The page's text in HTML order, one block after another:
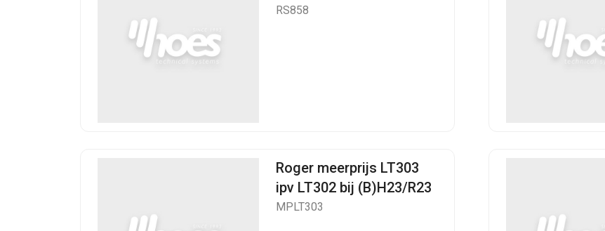
RS858
Roger meerprijs LT303
ipv LT302 bij (B)H23/R23
MPLT303